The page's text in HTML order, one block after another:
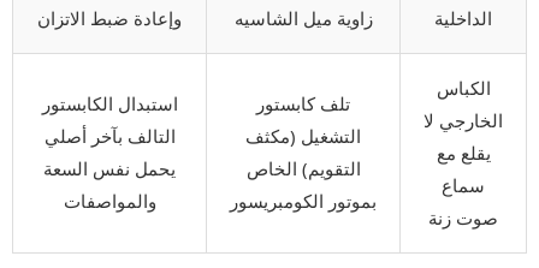
الداخلية
زاوية ميل الشاسيه
وإعادة ضبط الاتزان
الكباس
الخارجي لا
يقلع مع
سماع
صوت زنة
تلف كابستور
التشغيل (مكثف
التقويم) الخاص
بموتور الكومبريسور
استبدال الكابستور
التالف بآخر أصلي
يحمل نفس السعة
والمواصفات